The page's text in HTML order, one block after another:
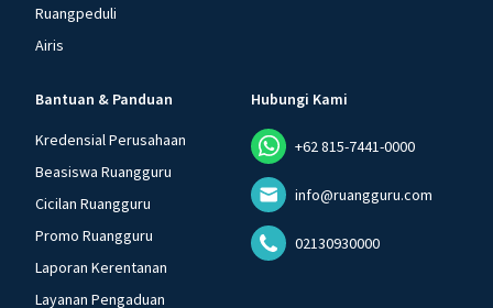
Ruangpeduli
Airis
Bantuan & Panduan
Kredensial Perusahaan
Beasiswa Ruangguru
Cicilan Ruangguru
Promo Ruangguru
Laporan Kerentanan
Layanan Pengaduan
Hubungi Kami
+62 815-7441-0000
info@ruangguru.com
02130930000